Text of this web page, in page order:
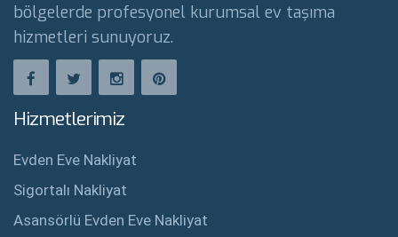
bölgelerde profesyonel kurumsal ev taşıma
hizmetleri sunuyoruz.
Hizmetlerimiz
Evden Eve Nakliyat
Sigortalı Nakliyat
Asansörlü Evden Eve Nakliyat